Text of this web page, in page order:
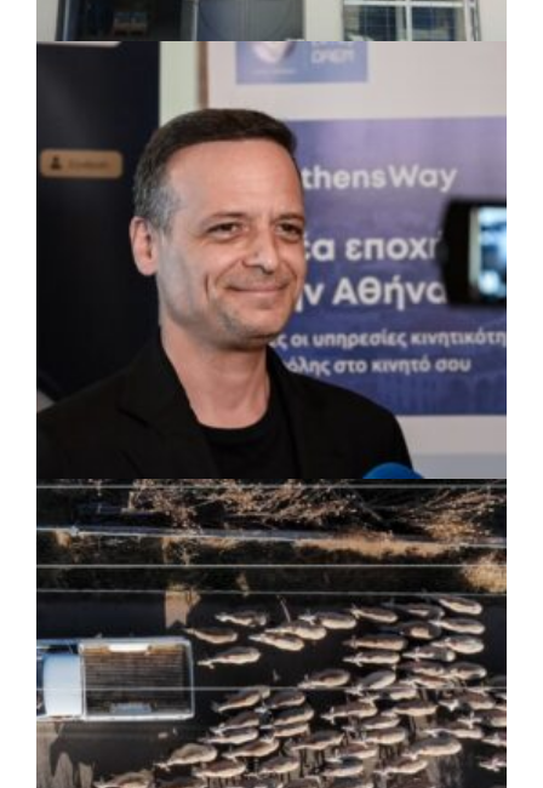
ΤΟΠΙΚΗ ΑΥΤΟΔΙΟΙΚΗΣΗ 07/08/2026 · 17:45
Δήμος Πετρούπολης: Εργασίες
συντήρησης σε σχολεία και αθλητικές
εγκαταστάσεις
ΡΕΠΟΡΤΑΖ | 07/08/2026 · 17:27
Ο Δούκας για έργα, καθαριότητα και τη
μάχη των επόμενων εκλογών: «Η καλύτερη
μου να κατέβει ο Μπακογιάννης»